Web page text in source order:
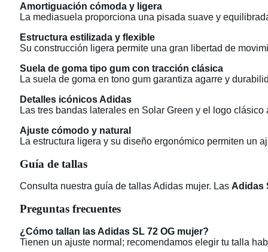
Amortiguación cómoda y ligera
La mediasuela proporciona una pisada suave y
Estructura estilizada y flexible
Su construcción ligera permite una gran libertad de
Suela de goma tipo gum con tracción clásica
La suela de goma en tono gum garantiza agarre y
Detalles icónicos Adidas
Las tres bandas laterales en Solar Green y el logo
Ajuste cómodo y natural
La estructura ligera y su diseño ergonómico permiten un
Guía de tallas
Consulta nuestra guía de tallas Adidas mujer. Las Adidas
Preguntas frecuentes
¿Cómo tallan las Adidas SL 72 OG mujer?
Tienen un ajuste normal; recomendamos elegir tu talla